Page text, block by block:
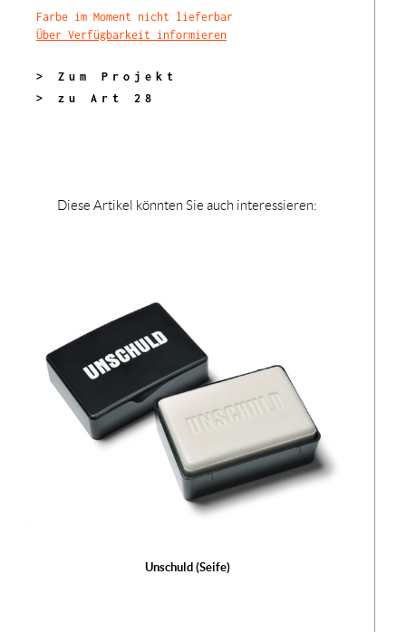
Farbe im Moment nicht lieferbar
Über Verfügbarkeit informieren
> Zum Projekt
> zu Art 28
Diese Artikel könnten Sie auch interessieren:
Unschuld (Seife)